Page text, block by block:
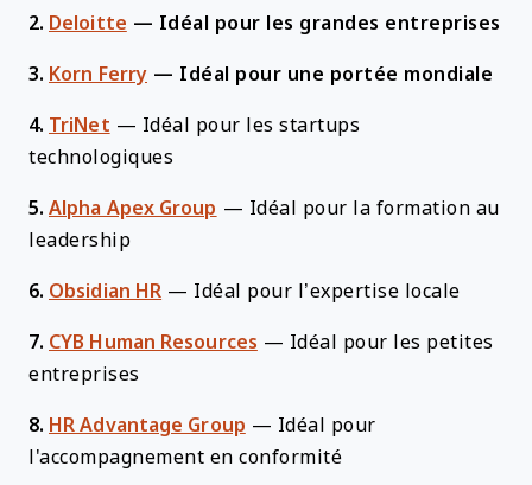
2. Deloitte — Idéal pour les grandes entreprises
3. Korn Ferry — Idéal pour une portée mondiale
4. TriNet — Idéal pour les startups
technologiques
5. Alpha Apex Group — Idéal pour la formation au
leadership
6. Obsidian HR — Idéal pour l’expertise locale
7. CYB Human Resources — Idéal pour les petites
entreprises
8. HR Advantage Group — Idéal pour
l'accompagnement en conformité